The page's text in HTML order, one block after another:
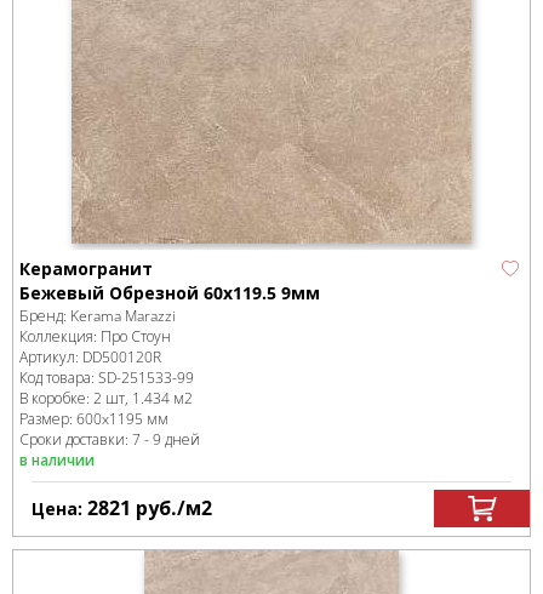
Керамогранит
Бежевый Обрезной 60x119.5 9мм
Бренд: Kerama Marazzi
Коллекция: Про Стоун
Артикул: DD500120R
Код товара: SD-251533-99
В коробке: 2 шт, 1.434 м2
Размер: 600x1195 мм
Сроки доставки: 7 - 9 дней
в наличии
Цена: 2821 руб./м2